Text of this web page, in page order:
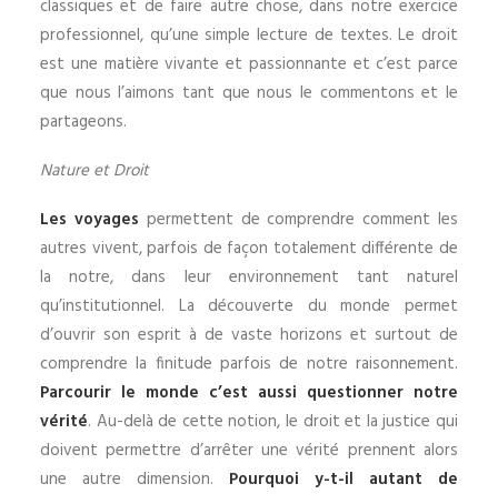
classiques et de faire autre chose, dans notre exercice
professionnel, qu’une simple lecture de textes. Le droit
est une matière vivante et passionnante et c’est parce
que nous l’aimons tant que nous le commentons et le
partageons.
Nature et Droit
Les voyages permettent de comprendre comment les
autres vivent, parfois de façon totalement différente de
la notre, dans leur environnement tant naturel
qu’institutionnel. La découverte du monde permet
d’ouvrir son esprit à de vaste horizons et surtout de
comprendre la finitude parfois de notre raisonnement.
Parcourir le monde c’est aussi questionner notre
vérité. Au-delà de cette notion, le droit et la justice qui
doivent permettre d’arrêter une vérité prennent alors
une autre dimension. Pourquoi y-t-il autant de